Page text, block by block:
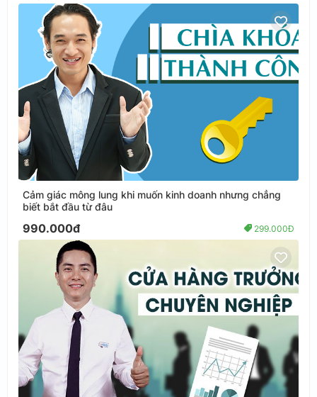
Cảm giác mông lung khi muốn kinh doanh nhưng chẳng
biết bắt đầu từ đâu
990.000đ 299.000Đ